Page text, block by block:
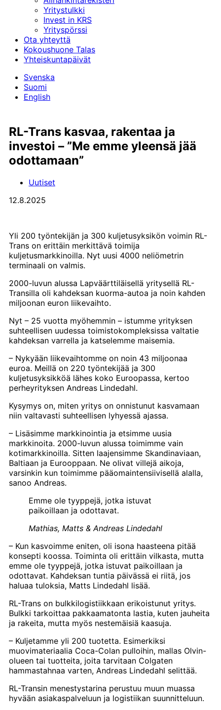
Yritystulkki
Invest in KRS
Yrityspörssi
Ota yhteyttä
Kokoushuone Talas
Yhteiskuntapäivät
Svenska
Suomi
English
RL-Trans kasvaa, rakentaa ja
investoi – ”Me emme yleensä jää
odottamaan”
Uutiset
12.8.2025
Yli 200 työntekijän ja 300 kuljetusyksikön voimin RL-
Trans on erittäin merkittävä toimija
kuljetusmarkkinoilla. Nyt uusi 4000 neliömetrin
terminaali on valmis.
2000-luvun alussa Lapväärttiläisellä yritysellä RL-
Transilla oli kahdeksan kuorma-autoa ja noin kahden
miljoonan euron liikevaihto.
Nyt – 25 vuotta myöhemmin – istumme yrityksen
suhteellisen uudessa toimistokompleksissa valtatie
kahdeksan varrella ja katselemme maisemia.
– Nykyään liikevaihtomme on noin 43 miljoonaa
euroa. Meillä on 220 työntekijää ja 300
kuljetusyksikköä lähes koko Euroopassa, kertoo
perheyrityksen Andreas Lindedahl.
Kysymys on, miten yritys on onnistunut kasvamaan
niin valtavasti suhteellisen lyhyessä ajassa.
– Lisäsimme markkinointia ja etsimme uusia
markkinoita. 2000-luvun alussa toimimme vain
kotimarkkinoilla. Sitten laajensimme Skandinaviaan,
Baltiaan ja Eurooppaan. Ne olivat villejä aikoja,
varsinkin kun toimimme pääomaintensiivisellä alalla,
sanoo Andreas.
Emme ole tyyppejä, jotka istuvat
paikoillaan ja odottavat.
Mathias, Matts & Andreas Lindedahl
– Kun kasvoimme eniten, oli isona haasteena pitää
konsepti koossa. Toiminta oli erittäin vilkasta, mutta
emme ole tyyppejä, jotka istuvat paikoillaan ja
odottavat. Kahdeksan tuntia päivässä ei riitä, jos
haluaa tuloksia, Matts Lindedahl lisää.
RL-Trans on bulkkilogistiikkaan erikoistunut yritys.
Bulkki tarkoittaa pakkaamatonta lastia, kuten jauheita
ja rakeita, mutta myös nestemäisiä kaasuja.
– Kuljetamme yli 200 tuotetta. Esimerkiksi
muovimateriaalia Coca-Colan pulloihin, mallas Olvin-
olueen tai tuotteita, joita tarvitaan Colgaten
hammastahnaa varten, Andreas Lindedahl selittää.
RL-Transin menestystarina perustuu muun muassa
hyvään asiakaspalveluun ja logistiikan suunnitteluun.